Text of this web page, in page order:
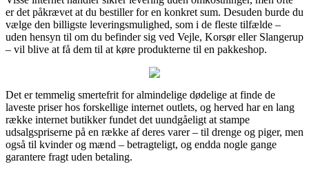
er det påkrævet at du bestiller for en konkret sum. Desuden burde du
vælge den billigste leveringsmulighed, som i de fleste tilfælde –
uden hensyn til om du befinder sig ved Vejle, Korsør eller Slangerup
– vil blive at få dem til at køre produkterne til en pakkeshop.
Det er temmelig smertefrit for almindelige dødelige at finde de
laveste priser hos forskellige internet outlets, og herved har en lang
række internet butikker fundet det uundgåeligt at stampe
udsalgspriserne på en række af deres varer – til drenge og piger, men
også til kvinder og mænd – betragteligt, og endda nogle gange
garantere fragt uden betaling.